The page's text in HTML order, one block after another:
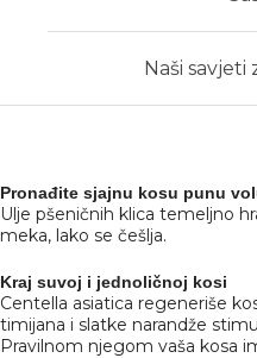
Naši
Pronađite sjajnu kosu punu
Ulje pšeničnih klica temeljno
meka, lako se češlja.
Kraj suvoj i jednoličnoj kosi
Centella asiatica regeneriše
timijana i slatke narandže
Pravilnom njegom vaša kosa